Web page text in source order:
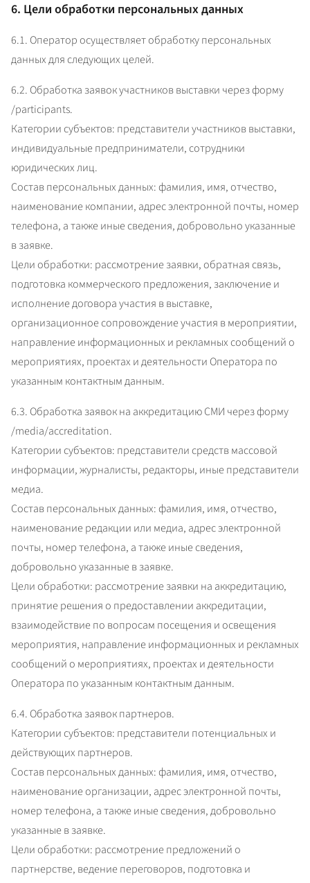
6. Цели обработки персональных данных
6.1. Оператор осуществляет обработку персональных
данных для следующих целей.
6.2. Обработка заявок участников выставки через форму
/participants.
Категории субъектов: представители участников выставки,
индивидуальные предприниматели, сотрудники
юридических лиц.
Состав персональных данных: фамилия, имя, отчество,
наименование компании, адрес электронной почты, номер
телефона, а также иные сведения, добровольно указанные
в заявке.
Цели обработки: рассмотрение заявки, обратная связь,
подготовка коммерческого предложения, заключение и
исполнение договора участия в выставке,
организационное сопровождение участия в мероприятии,
направление информационных и рекламных сообщений о
мероприятиях, проектах и деятельности Оператора по
указанным контактным данным.
6.3. Обработка заявок на аккредитацию СМИ через форму
/media/accreditation.
Категории субъектов: представители средств массовой
информации, журналисты, редакторы, иные представители
медиа.
Состав персональных данных: фамилия, имя, отчество,
наименование редакции или медиа, адрес электронной
почты, номер телефона, а также иные сведения,
добровольно указанные в заявке.
Цели обработки: рассмотрение заявки на аккредитацию,
принятие решения о предоставлении аккредитации,
взаимодействие по вопросам посещения и освещения
мероприятия, направление информационных и рекламных
сообщений о мероприятиях, проектах и деятельности
Оператора по указанным контактным данным.
6.4. Обработка заявок партнеров.
Категории субъектов: представители потенциальных и
действующих партнеров.
Состав персональных данных: фамилия, имя, отчество,
наименование организации, адрес электронной почты,
номер телефона, а также иные сведения, добровольно
указанные в заявке.
Цели обработки: рассмотрение предложений о
партнерстве, ведение переговоров, подготовка и